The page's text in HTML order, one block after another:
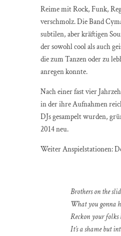
Reime mit Rock, Funk,
verschmolz. Die Band
subtilen, aber kräftigen
der sowohl cool als auch
die zum Tanzen oder zu
anregen konnte.
Nach einer fast vier
in der ihre Aufnahmen
DJs gesampelt wurden,
2014 neu.
Weiter Anspielstationen:
Brothers on the
What you gonna
Reckon your folks
It’s a shame but